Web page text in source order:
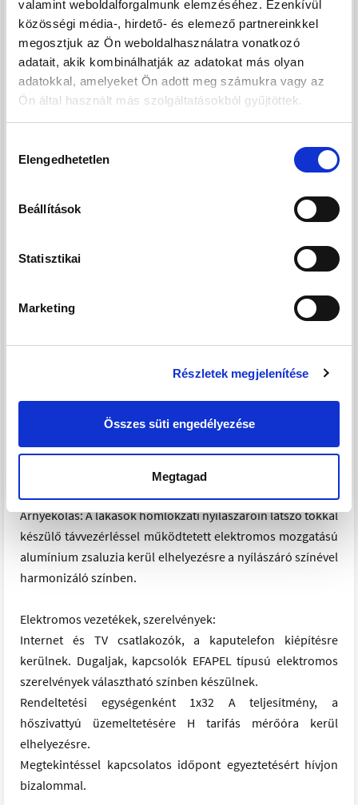
valamint weboldalforgalmunk elemzéséhez. Ezenkívül
közösségi média-, hirdető- és elemező partnereinkkel
megosztjuk az Ön weboldalhasználatra vonatkozó
adatait, akik kombinálhatják az adatokat más olyan
adatokkal, amelyeket Ön adott meg számukra vagy az
Ön által használt más szolgáltatásokból gyűjtöttek.
kiválasztása
Elengedhetetlen
Beállítások
Statisztikai
Marketing
Részletek megjelenítése
Összes süti engedélyezése
Megtagad
parketta padlóburkolat készül.
Személyfelvonó: Az épületben 8 személyes OTIS
személyfelvonó létesül.
Szellőzők: A lakásokban HELIOS decentrális hővisszanyerős
elektromos elszívóventillátor.
Szaniterek: RAVAK szaniterek (zuhanyfolyóka,
zuhanykabin, fürdőkád), valamint HANSGROHE
csaptelepek, mosdó és falba épített tartállyal ellátott wc
kerül elhelyezésre fehér színben.
Fűtés és melegvíz termelés: A lakásokban egyedi DAIKIN
hűtését biztosítja. A lakások melegvíz termelését a
lakásokban elhelyezésre kerülő indirekt fűtésű használati
Hűtés: A lakások hűtése mennyezethűtés kiépítésével
Árnyékolás: A lakások homlokzati nyílászáróin látszó tokkal
készülő távvezérléssel működtetett elektromos mozgatású
alumínium zsaluzia kerül elhelyezésre a nyílászáró színével
harmonizáló színben.
Elektromos vezetékek, szerelvények:
Internet és TV csatlakozók, a kaputelefon kiépítésre
kerülnek. Dugaljak, kapcsolók EFAPEL típusú elektromos
szerelvények választható színben készülnek.
Rendeltetési egységenként 1x32 A teljesítmény, a
hőszivattyú üzemeltetésére H tarifás mérőóra kerül
elhelyezésre.
Megtekintéssel kapcsolatos időpont egyeztetésért hívjon
bizalommal.